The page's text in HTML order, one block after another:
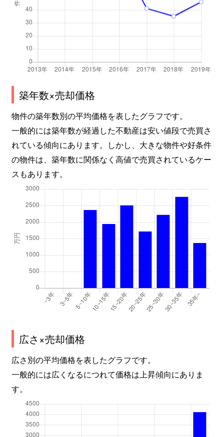
築年数×売却価格
物件の築年数別の平均価格を表したグラフです。
一般的には築年数が経過した不動産は安い値段で売買さ
れている傾向にあります。しかし、大きな物件や好条件
の物件は、築年数に関係なく高値で売買されているケー
スもあります。
広さ×売却価格
広さ別の平均価格を表したグラフです。
一般的には広くなるにつれて価格は上昇傾向にありま
す。